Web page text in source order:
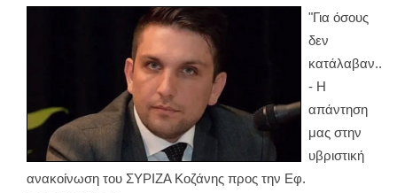
"Για όσους
δεν
κατάλαβαν..
- Η
απάντηση
μας στην
υβριστική
ανακοίνωση του ΣΥΡΙΖΑ Κοζάνης προς την Εφ.